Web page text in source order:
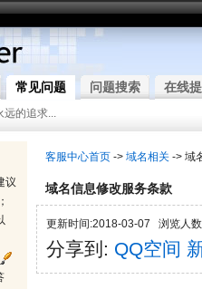
常见问题 问题搜索 在线
远的追求...
议
客服中心首页 -> 域名相关 -> 域
域名信息修改服务条款
更新时间:2018-03-07 浏览人
分享到: QQ空间